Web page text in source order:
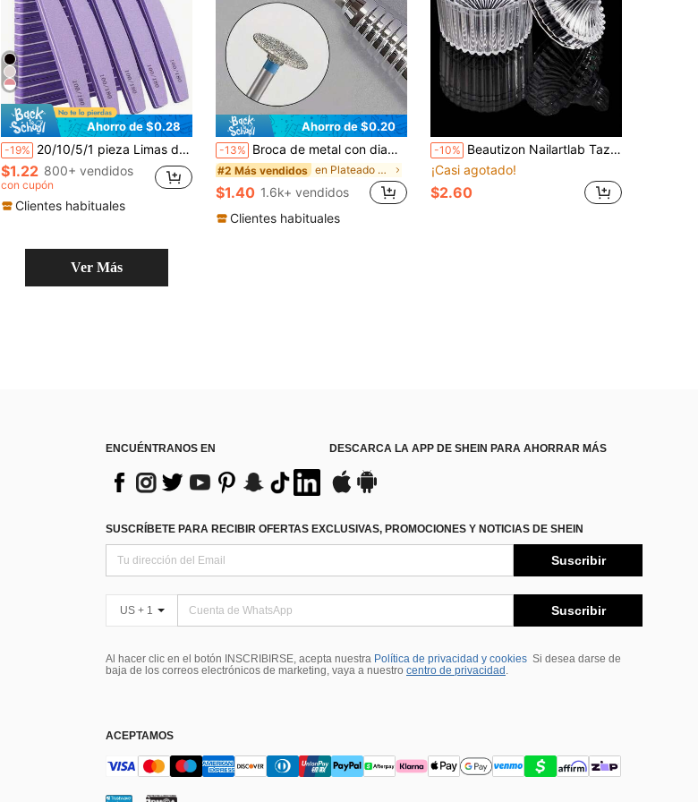
Ahorro de $0.28
-19% 20/10/5/1 pieza Limas de uñas profesionales, limas de uñas naturales 180/100, limas de uñas de doble cara lavables con textura fina, adecuadas para uso en el hogar y en el salón
$1.22 800+ vendidos
con cupón
Clientes habituales
Ahorro de $0.20
-13% Broca de metal con diamante para arte de uñas, broca de disco redondo para piel muerta y callos, esmerilador eléctrico para pies, removedor profesional de callos con eje, adecuado para cabezal de esmerilado de salón de uñas, accesorios de herramientas DIY para arte de uñas
#2 Más vendidos en Plateado Brocas para uñas
$1.40 1.6k+ vendidos
Clientes habituales
-10% Beautizon Nailartlab Taza para arte de uñas acrílicas, plato para mezclar polvo acrílico, tapa, cuenco, soporte para taza, herramientas para arte de uñas
¡Casi agotado!
$2.60
Ver Más
ENCUÉNTRANOS EN DESCARCA LA APP DE SHEIN PARA AHORRAR MÁS
SUSCRÍBETE PARA RECIBIR OFERTAS EXCLUSIVAS, PROMOCIONES Y NOTICIAS DE SHEIN
Suscribir
US + 1 Suscribir
Al hacer clic en el botón INSCRIBIRSE, acepta nuestra Política de privacidad y cookies Si desea darse de
baja de los correos electrónicos de marketing, vaya a nuestro centro de privacidad .
ACEPTAMOS